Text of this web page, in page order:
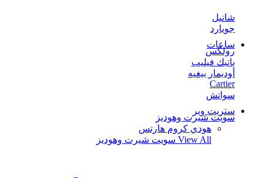
شانيل
جويارد
ساعات
رولكس
باتيك فيليب
أوديمار بيغيه
Cartier
سواتش
ستريت وير
سويت شيرت وهوديز
هودي كروم هارتس
View All سويت شيرت وهوديز